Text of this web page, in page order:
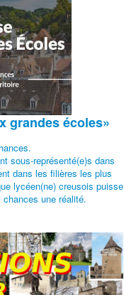
grandes écoles»
sous-représenté(e)s dans
dans les filières les plus
lycéen(ne) creusois puisse
une réalité.